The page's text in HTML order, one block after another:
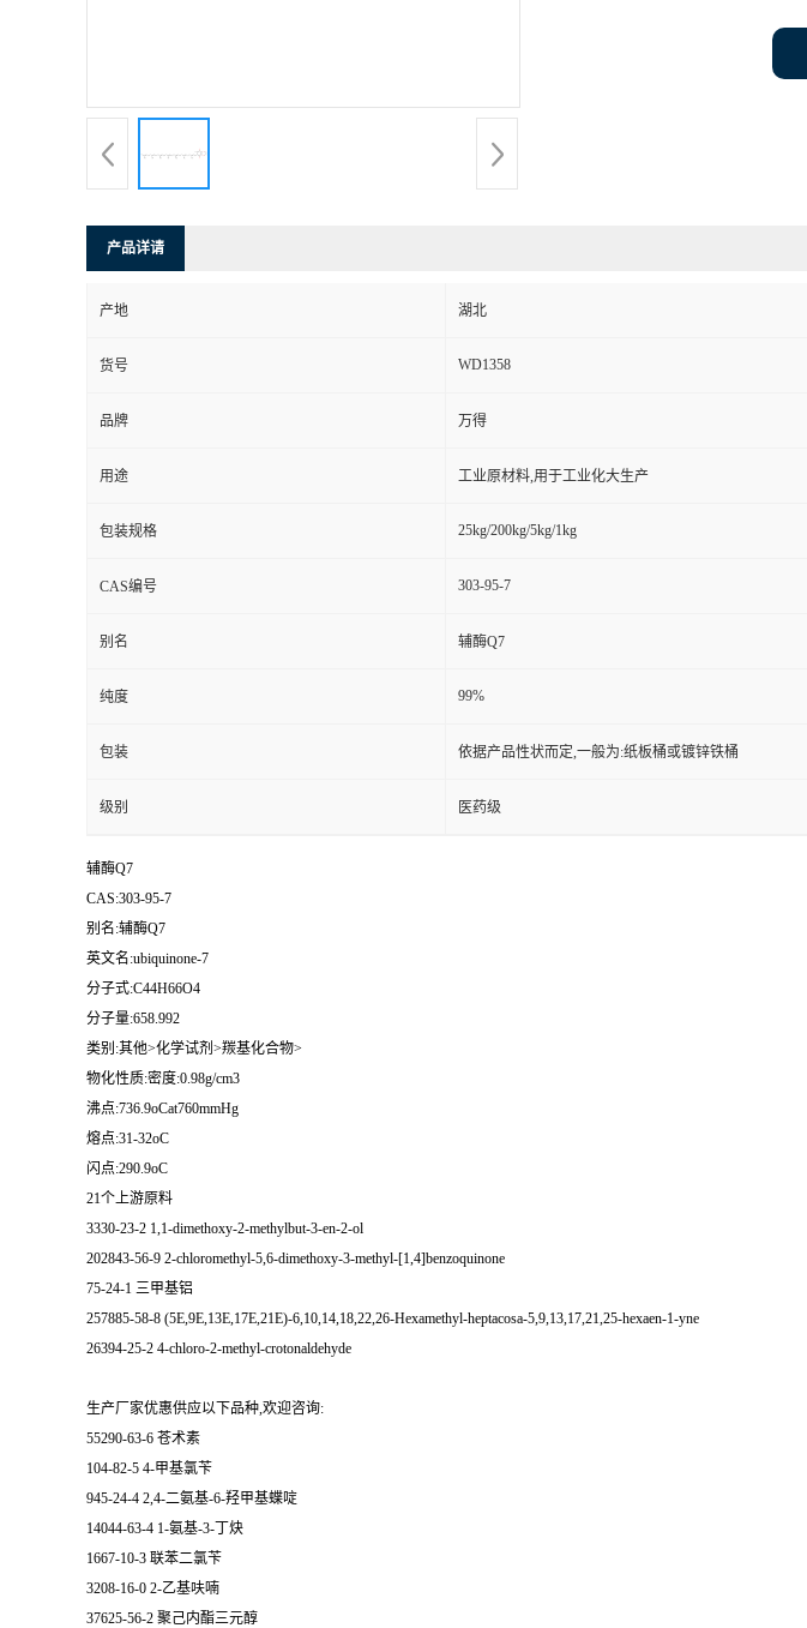
产品详请
产地 湖北
货号 WD1358
品牌 万得
用途 工业原材料,用于工业化大生产
包装规格 25kg/200kg/5kg/1kg
CAS编号 303-95-7
别名 辅酶Q7
纯度 99%
包装 依据产品性状而定,一般为:纸板桶或镀锌铁桶
级别 医药级
辅酶Q7
CAS:303-95-7
别名:辅酶Q7
英文名:ubiquinone-7
分子式:C44H66O4
分子量:658.992
类别:其他>化学试剂>羰基化合物>
物化性质:密度:0.98g/cm3
沸点:736.9oCat760mmHg
熔点:31-32oC
闪点:290.9oC
21个上游原料
3330-23-2 1,1-dimethoxy-2-methylbut-3-en-2-ol
202843-56-9 2-chloromethyl-5,6-dimethoxy-3-methyl-[1,4]benzoquinone
75-24-1 三甲基铝
257885-58-8 (5E,9E,13E,17E,21E)-6,10,14,18,22,26-Hexamethyl-heptacosa-5,9,13,17,21,25-hexaen-1-yne
26394-25-2 4-chloro-2-methyl-crotonaldehyde
生产厂家优惠供应以下品种,欢迎咨询:
55290-63-6 苍术素
104-82-5 4-甲基氯苄
945-24-4 2,4-二氨基-6-羟甲基蝶啶
14044-63-4 1-氨基-3-丁炔
1667-10-3 联苯二氯苄
3208-16-0 2-乙基呋喃
37625-56-2 聚己内酯三元醇